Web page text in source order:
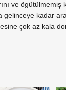
ve ögütülmemiş
gelinceye kadar
çok az kala